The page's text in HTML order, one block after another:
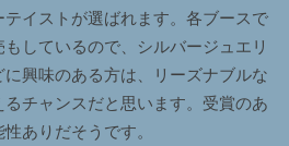
イストが選ばれます。各ブースで
しているので、シルバージュエリ
興味のある方は、リーズナブルな
チャンスだと思います。受賞のあ
ありだそうです。